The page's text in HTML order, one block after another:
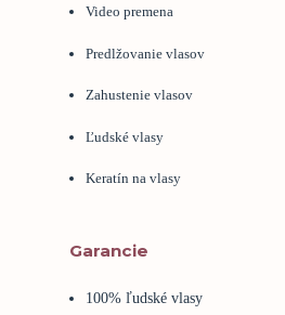
Video premena
Predlžovanie vlasov
Zahustenie vlasov
Ľudské vlasy
Keratín na vlasy
Garancie
100% ľudské vlasy